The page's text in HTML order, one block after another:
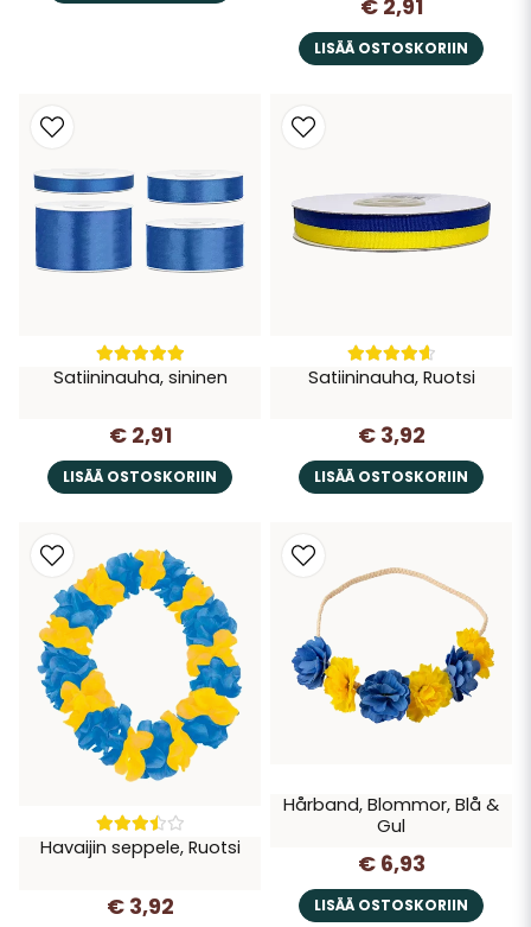
€ 2,91
LISÄÄ OSTOSKORIIN
Satiininauha, sininen
€ 2,91
LISÄÄ OSTOSKORIIN
Satiininauha, Ruotsi
€ 3,92
LISÄÄ OSTOSKORIIN
Havaijin seppele, Ruotsi
€ 3,92
Hårband, Blommor, Blå &
Gul
€ 6,93
LISÄÄ OSTOSKORIIN